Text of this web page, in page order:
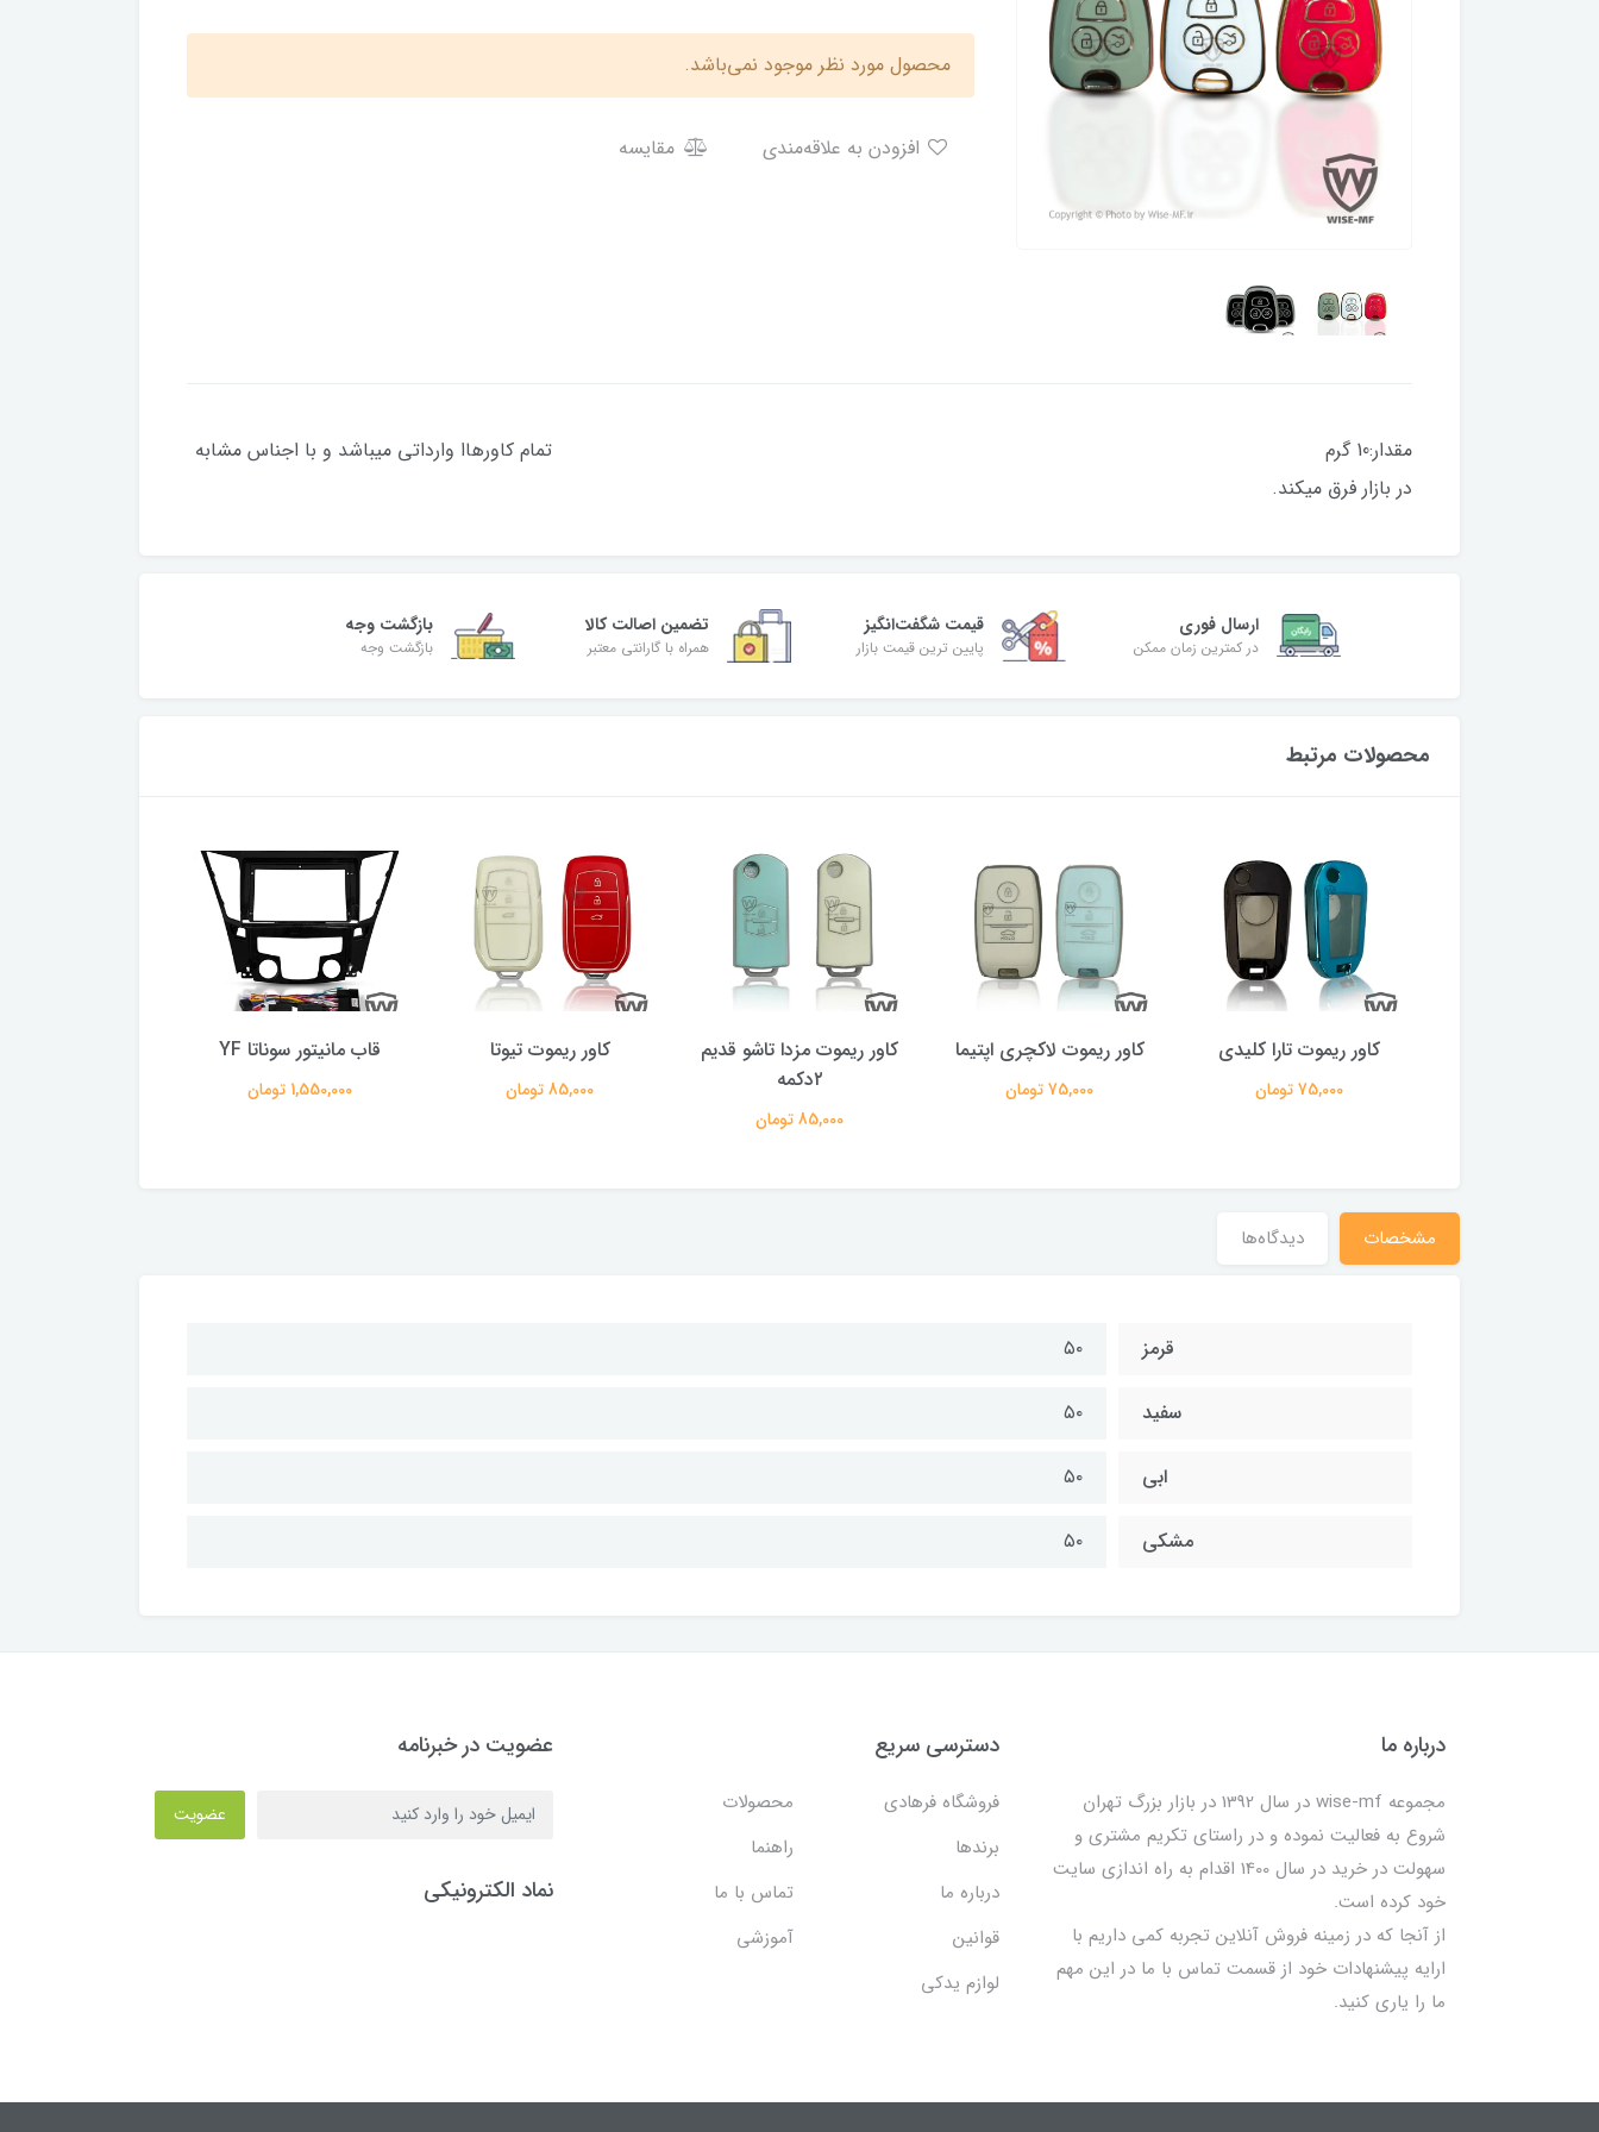
محصول مورد نظر موجود نمی‌باشد.
مقایسه
مقدار:10 گرم تمام کاورهاا وارداتی میباشد و با اجناس مشابه
در بازار فرق میکند.
ارسال فوری
در کمترین زمان ممکن
قیمت شگفت‌انگیز
پایین ترین قیمت بازار
تضمین اصالت کالا
همراه با گارانتی معتبر
بازگشت وجه
بازگشت وجه
محصولات مرتبط
کاور ریموت تارا کلیدی
75,000 تومان
کاور ریموت لاکچری اپتیما
75,000 تومان
کاور ریموت مزدا تاشو قدیم
۲دکمه
85,000 تومان
کاور ریموت تیوتا
85,000 تومان
قاب مانیتور سوناتا YF
1,550,000 تومان
مشخصات دیدگاه‌ها
قرمز ۵۰
سفید ۵۰
ابی ۵۰
مشکی ۵۰
درباره ما
مجموعه wise-mf در سال 1392 در بازار بزرگ تهران
شروع به فعالیت نموده و در راستای تکریم مشتری و
سهولت در خرید در سال 1400 اقدام به راه اندازی سایت
خود کرده است.
از آنجا که در زمینه فروش آنلاین تجربه کمی داریم با
ارایه پیشنهادات خود از قسمت تماس با ما در این مهم
ما را یاری کنید.
دسترسی سریع
فروشگاه فرهادی
محصولات
برندها
راهنما
درباره ما
تماس با ما
قوانین
آموزشی
لوازم یدکی
عضویت در خبرنامه
عضویت
نماد الکترونیکی